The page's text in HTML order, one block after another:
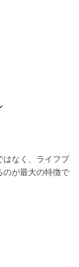
はなく、ライフプ
のが最大の特徴で